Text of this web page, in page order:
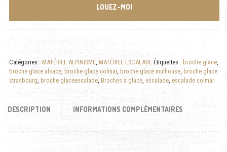
LOUEZ-MOI
Catégories : MATÉRIEL ALPINISME, MATÉRIEL ESCALADE Étiquettes : broche glace,
broche glace alsace,broche glace colmar, broche glace mulhouse, broche glace
strasbourg broche glaceescalade, Broches à glace, escalade, escalade colmar
DESCRIPTION INFORMATIONS COMPLÉMENTAIRES